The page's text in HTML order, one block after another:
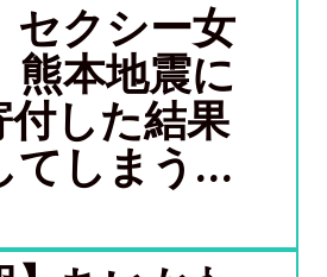
セクシー女
熊本地震に
した結果
てしまう…